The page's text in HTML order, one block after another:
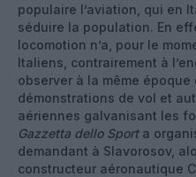
populaire l’aviation, qui en
séduire la population. En
locomotion n’a, pour le
Italiens, contrairement à
observer à la même époque
démonstrations de vol et
aériennes galvanisant les
Gazzetta dello Sporta
demandant à Slavorosov,
constructeur aéronautique